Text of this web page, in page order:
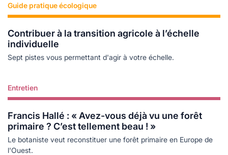
Guide pratique écologique
Contribuer à la transition agricole à l’échelle
individuelle
Sept pistes vous permettant d'agir à votre échelle.
Lire plus
Entretien
Francis Hallé : « Avez-vous déjà vu une forêt
primaire ? C’est tellement beau ! »
Le botaniste veut reconstituer une forêt primaire en Europe de
l'Ouest.
Lire plus